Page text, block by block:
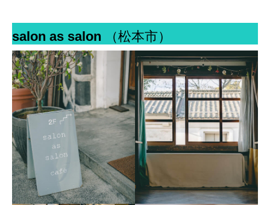
salon as salon （松本市）